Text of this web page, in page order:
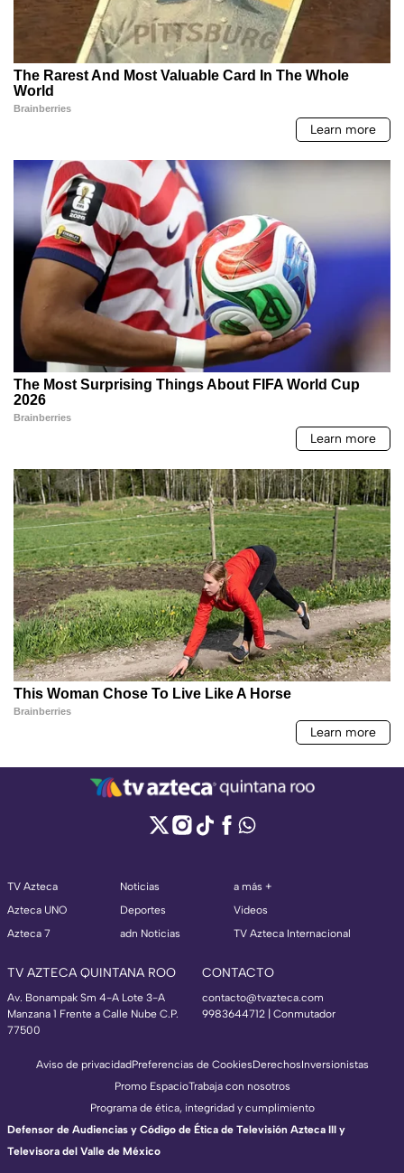
TV Azteca
Azteca UNO
Azteca 7
Noticias
Deportes
adn Noticias
a más +
Videos
TV Azteca Internacional
TV AZTECA QUINTANA ROO
Av. Bonampak Sm 4-A Lote 3-A
Manzana 1 Frente a Calle Nube C.P.
77500
CONTACTO
contacto@tvazteca.com
9983644712 | Conmutador
Aviso de privacidadPreferencias de CookiesDerechosInversionistas
Promo EspacioTrabaja con nosotros
Programa de ética, integridad y cumplimiento
Defensor de Audiencias y Código de Ética de Televisión Azteca III y
Televisora del Valle de México